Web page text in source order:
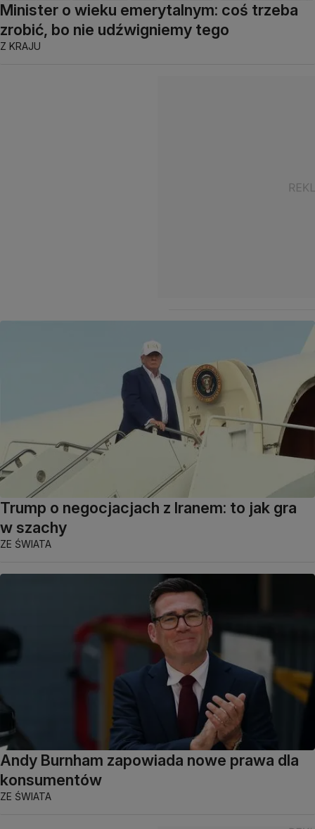
Minister o wieku emerytalnym: coś trzeba
zrobić, bo nie udźwigniemy tego
Z KRAJU
Trump o negocjacjach z Iranem: to jak gra
w szachy
ZE ŚWIATA
Andy Burnham zapowiada nowe prawa dla
konsumentów
ZE ŚWIATA